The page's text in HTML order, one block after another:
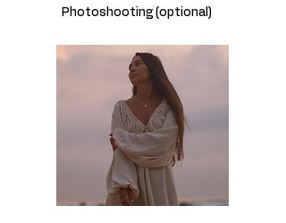
Photoshooting (optional)